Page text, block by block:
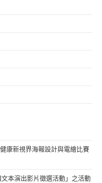
康新視界海報設計與電繪比賽
本演出影片徵選活動」之活動